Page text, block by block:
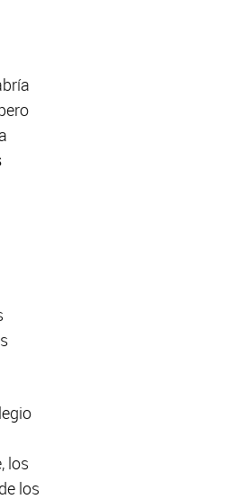
los
los